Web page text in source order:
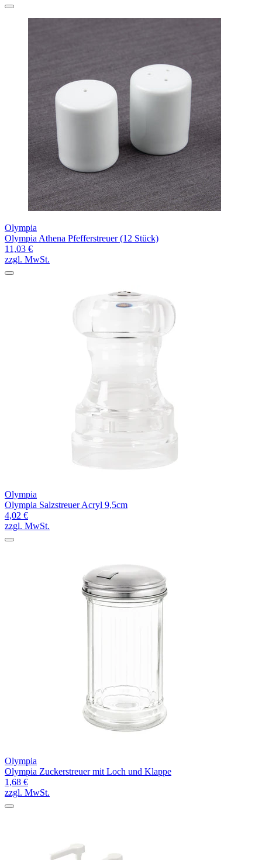
Olympia
Olympia Athena Pfefferstreuer (12 Stück)
11,03 €
zzgl. MwSt.
Olympia
Olympia Salzstreuer Acryl 9,5cm
4,02 €
zzgl. MwSt.
Olympia
Olympia Zuckerstreuer mit Loch und Klappe
1,68 €
zzgl. MwSt.